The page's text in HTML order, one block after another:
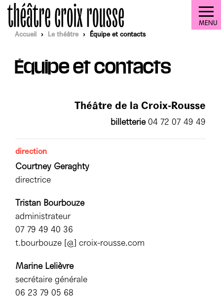
MENU
Spectacles
La convivialité
Ateliers
Visites insolites
Projections
Enseignant·es
Enfants & ados
Groupes & CSE
Mécènes
Projet artistique
Quartier libre - Jeunesse en création
Histoire du lieu
Partenaires
Espace presse & pro
Tarifs & réservations
Bulletin d'abonnement
Accès & horaires
Votre venue au TXR
Le tiers-lieu
Qu'est-ce que c'est ?
Déposer un projet
Agenda
billetterie
Accueil › Le théâtre › Équipe et contacts
Équipe et contacts
Théâtre de la Croix-Rousse
billetterie04 72 07 49 49
direction
Courtney Geraghty
directrice
Tristan Bourbouze
administrateur
07 79 49 40 36
t.bourbouze [@] croix-rousse.com
Marine Lelièvre
secrétaire générale
06 23 79 05 68